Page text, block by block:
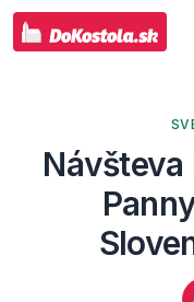
Návšteva